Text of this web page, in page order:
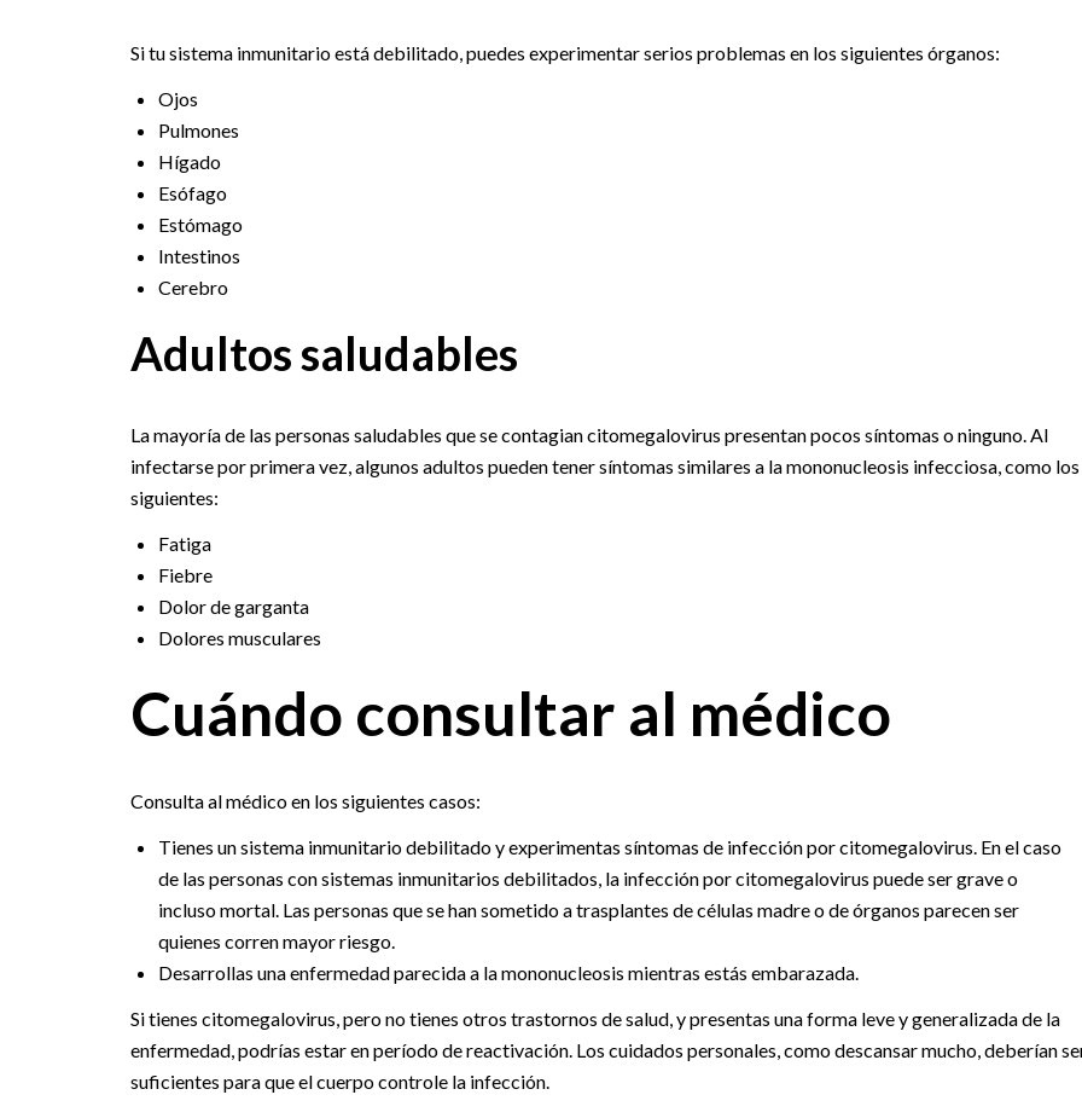
Si tu sistema inmunitario está debilitado, puedes experimentar serios problemas en los siguientes órganos:
Ojos
Pulmones
Hígado
Esófago
Estómago
Intestinos
Cerebro
Adultos saludables
La mayoría de las personas saludables que se contagian citomegalovirus presentan pocos síntomas o ninguno. Al
infectarse por primera vez, algunos adultos pueden tener síntomas similares a la mononucleosis infecciosa, como los
siguientes:
Fatiga
Fiebre
Dolor de garganta
Dolores musculares
Cuándo consultar al médico
Consulta al médico en los siguientes casos:
Tienes un sistema inmunitario debilitado y experimentas síntomas de infección por citomegalovirus. En el caso
de las personas con sistemas inmunitarios debilitados, la infección por citomegalovirus puede ser grave o
incluso mortal. Las personas que se han sometido a trasplantes de células madre o de órganos parecen ser
quienes corren mayor riesgo.
Desarrollas una enfermedad parecida a la mononucleosis mientras estás embarazada.
Si tienes citomegalovirus, pero no tienes otros trastornos de salud, y presentas una forma leve y generalizada de la
enfermedad, podrías estar en período de reactivación. Los cuidados personales, como descansar mucho, deberían
suficientes para que el cuerpo controle la infección.